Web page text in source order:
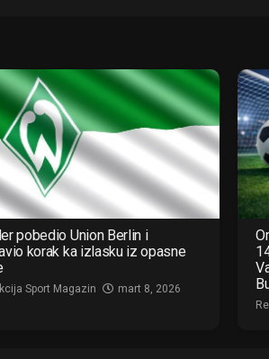
pobedio Union Berlin i
korak ka izlasku iz opasne
Sport Magazin mart 8, 2026